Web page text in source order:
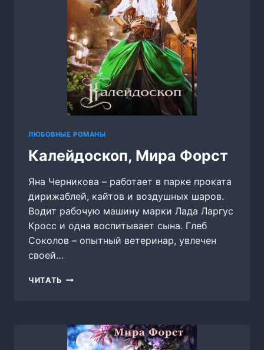
ЛЮБОВНЫЕ РОМАНЫ
Калейдоскоп, Мира Форст
Яна Черникова – работает в парке проката
дирижаблей, кайтов и воздушных шаров.
Водит рабочую машину марки Лада Ларгус
Кросс и одна воспитывает сына. Глеб
Соколов – опытный ветеринар, увлечен
своей…
ЧИТАТЬ КАЛЕЙДОСКОП,